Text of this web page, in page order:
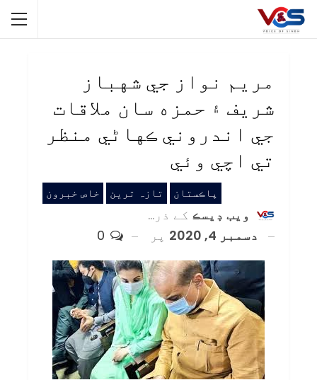
مريم نواز جي شهباز
شريف ۽ حمزه سان ملاقات
جي اندروني ڪهاڻي منظر
تي اچي وئي
پاڪستان تازہ ترین خاص خبرون
ويب ڊيسڪ کے ذریعہ
دسمبر 4, 2020
پر